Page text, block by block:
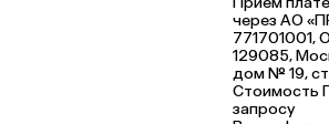
через АО
771701001,
129085,
дом № 19,
Стоимость
запросу